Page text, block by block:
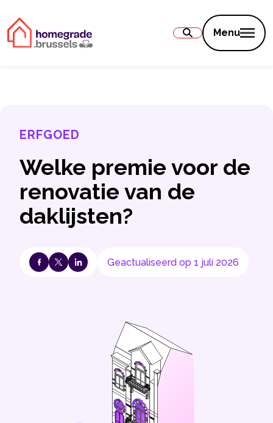
Menu
ERFGOED
Welke premie voor de
renovatie van de
daklijsten?
Geactualiseerd op 1 juli 2026